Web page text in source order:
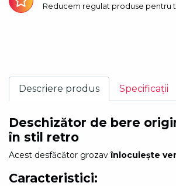
Reducem regulat produse pentru
Descriere produs Specificații
Deschizător de bere
în stil retro
Acest desfăcător grozav înlocuiește
Caracteristici: